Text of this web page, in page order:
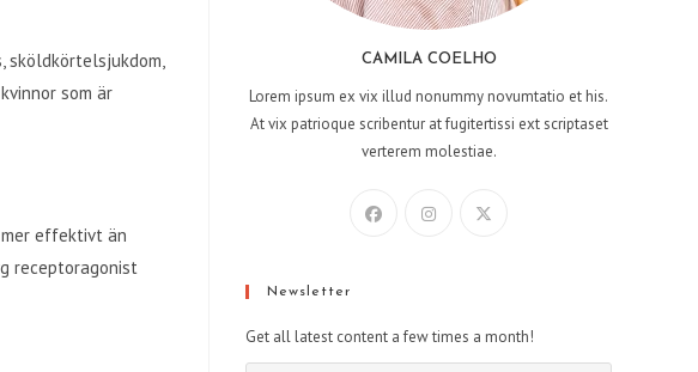
sköldkörtelsjukdom,
som är
effektivt än
receptoragonist
CAMILA COELHO
Lorem ipsum ex vix illud nonummy novumtatio et his.
At vix patrioque scribentur at fugitertissi ext scriptaset
verterem molestiae.
Newsletter
Get all latest content a few times a month!